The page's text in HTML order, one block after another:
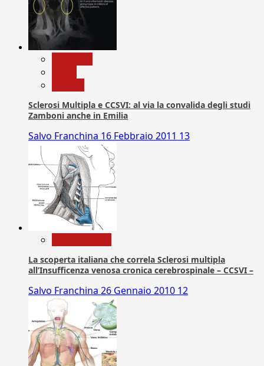
Sclerosi Multipla e CCSVI: al via la convalida degli studi
Zamboni anche in Emilia
Salvo Franchina 16 Febbraio 2011 13
La scoperta italiana che correla Sclerosi multipla
all’Insufficenza venosa cronica cerebrospinale – CCSVI –
Salvo Franchina 26 Gennaio 2010 12